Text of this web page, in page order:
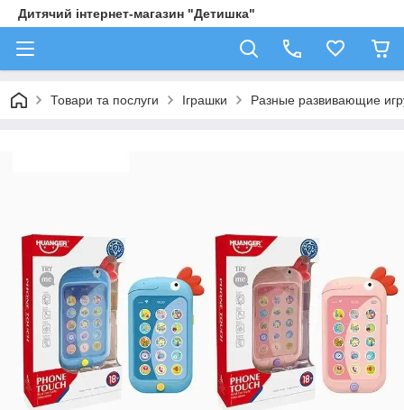
Дитячий інтернет-магазин "Детишка"
Товари та послуги Іграшки Разные развивающие